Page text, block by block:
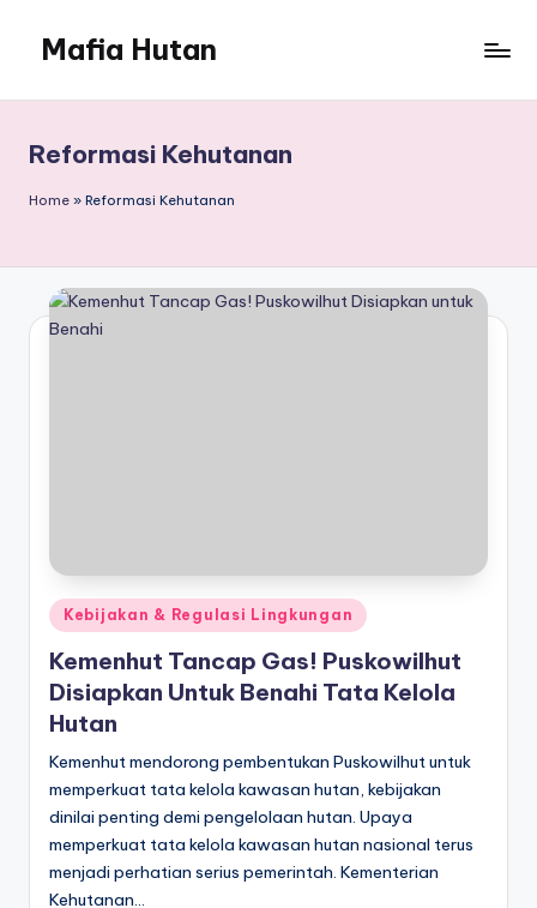
content
Mafia Hutan
dan
Perusakan
Hutan
Reformasi Kehutanan
Home » Reformasi Kehutanan
Posted
in
Kebijakan & Regulasi Lingkungan
Kemenhut Tancap Gas! Puskowilhut
Disiapkan Untuk Benahi Tata Kelola
Hutan
Kemenhut mendorong pembentukan Puskowilhut untuk
memperkuat tata kelola kawasan hutan, kebijakan
dinilai penting demi pengelolaan hutan. Upaya
memperkuat tata kelola kawasan hutan nasional terus
menjadi perhatian serius pemerintah. Kementerian
Kehutanan…